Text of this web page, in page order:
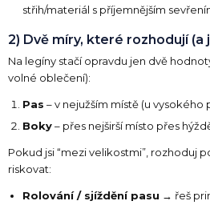
střih/materiál s příjemnějším
2) Dvě míry, které rozhodují (a
Na legíny stačí opravdu jen dvě
volné oblečení):
Pas – v nejužším místě (u vysokého
Boky– přes nejširší místo přes
Pokud jsi “mezi velikostmi”, rozhoduj
riskovat:
Rolování / sjíždění pasu → řeš